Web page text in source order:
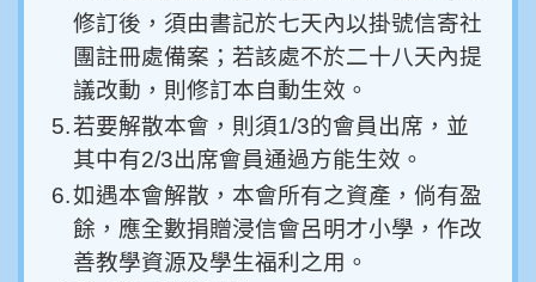
修訂後，須由書記於七天內以掛號信寄社
團註冊處備案；若該處不於二十八天內提
議改動，則修訂本自動生效。
5.若要解散本會，則須1/3的會員出席，並
其中有2/3出席會員通過方能生效。
6.如遇本會解散，本會所有之資產，倘有盈
餘，應全數捐贈浸信會呂明才小學，作改
善教學資源及學生福利之用。